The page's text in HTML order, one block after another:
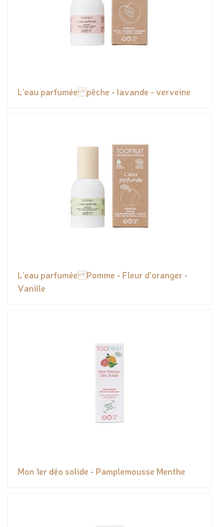
L’eau parfumée pêche - lavande - verveine
L’eau parfumée Pomme - Fleur d'oranger -
Vanille
Mon 1er déo solide - Pamplemousse Menthe